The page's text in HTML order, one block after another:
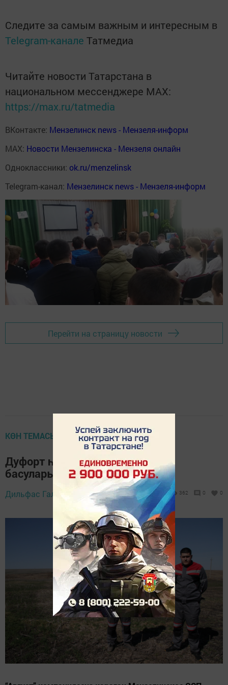
Следите за самым важным и интересным в
Telegram-канале Татмедиа
Читайте новости Татарстана в
национальном мессенджере MАХ:
https://max.ru/tatmedia
ВКонтакте: Мензелинск news - Мензеля-информ
MAX: Новости Мензелинска - Мензеля онлайн
Одноклассники: ok.ru/menzelinsk
Telegram-канал: Мензелинск news - Мензеля-информ
Перейти на страницу новости
КӨН ТЕМАСЫ
Дуфорт һәм Василий Минзәлә
басуларында эшлиләр
Дильфас Галиев, 15 апрель 2023 - 10:54 362 0 0